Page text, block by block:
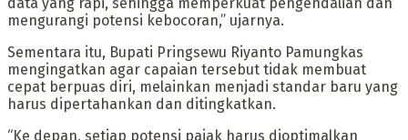
mengurangi potensi kebocoran,” ujarnya.
Sementara itu, Bupati Pringsewu Riyanto Pamungkas
mengingatkan agar capaian tersebut tidak membuat
cepat berpuas diri, melainkan menjadi standar baru yang
harus dipertahankan dan ditingkatkan.
“Ke depan, setiap potensi pajak harus dioptimalkan